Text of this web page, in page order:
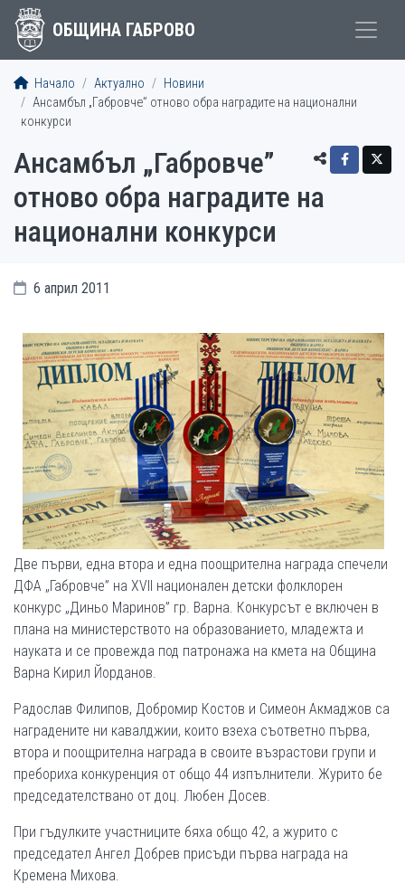
ОБЩИНА ГАБРОВО
Начало Актуално
Новини
Ансамбъл „Габровче” отново обра наградите на национални
конкурси
Ансамбъл „Габровче”
отново обра наградите на
национални конкурси
6 април 2011
Две първи, една втора и една поощрителна награда спечели
ДФА „Габровче” на XVII национален детски фолклорен
конкурс „Диньо Маринов” гр. Варна. Конкурсът е включен в
плана на министерството на образованието, младежта и
науката и се провежда под патронажа на кмета на Община
Варна Кирил Йорданов.
Радослав Филипов, Добромир Костов и Симеон Акмаджов са
наградените ни кавалджии, които взеха съответно първа,
втора и поощрителна награда в своите възрастови групи и
пребориха конкуренция от общо 44 изпълнители. Журито бе
председателствано от доц. Любен Досев.
При гъдулките участниците бяха общо 42, а журито с
председател Ангел Добрев присъди първа награда на
Кремена Михова.